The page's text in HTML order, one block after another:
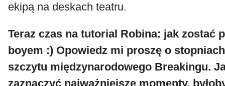
ekipą na deskach teatru.
Teraz czas na tutorial Robina: jak zostać
boyem :) Opowiedz mi proszę o
szczytu międzynarodowego Breakingu.
zaznaczyć najważniejsze momenty,